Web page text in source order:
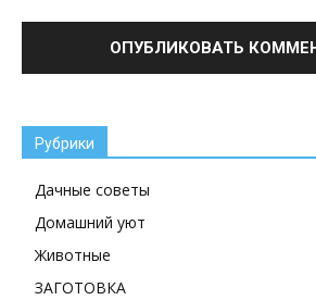
Рубрики
Дачные советы
Домашний уют
Животные
ЗАГОТОВКА